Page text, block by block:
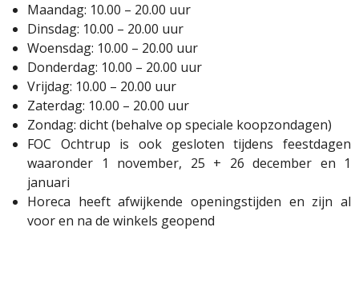
Maandag: 10.00 – 20.00 uur
Dinsdag: 10.00 – 20.00 uur
Woensdag: 10.00 – 20.00 uur
Donderdag: 10.00 – 20.00 uur
Vrijdag: 10.00 – 20.00 uur
Zaterdag: 10.00 – 20.00 uur
Zondag: dicht (behalve op speciale koopzondagen)
FOC Ochtrup is ook gesloten tijdens feestdagen
waaronder 1 november, 25 + 26 december en 1
januari
Horeca heeft afwijkende openingstijden en zijn al
voor en na de winkels geopend